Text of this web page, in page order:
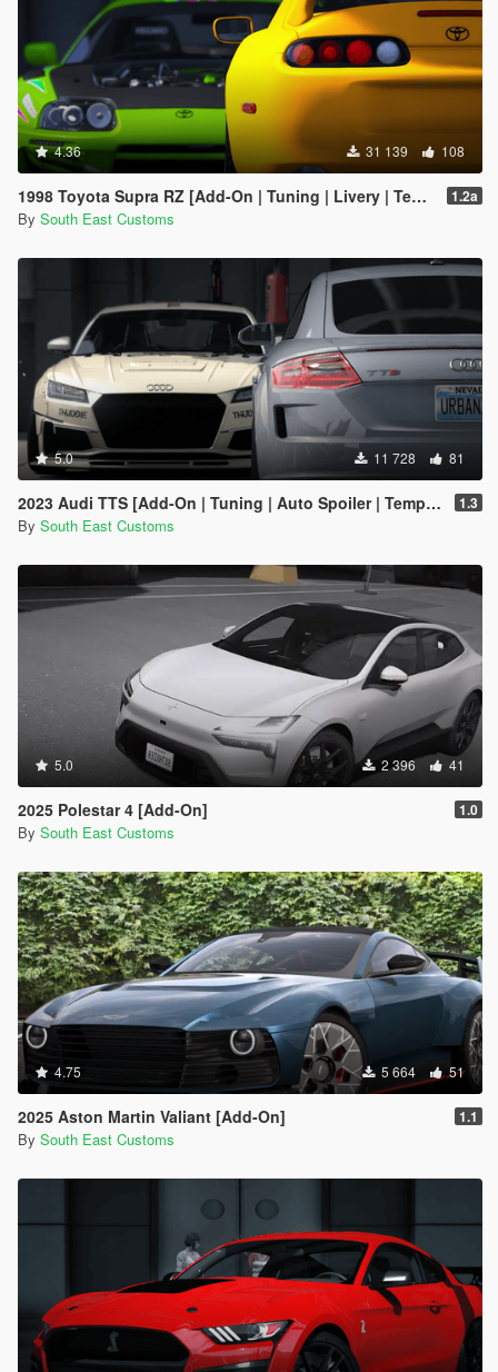
4.36 31 139 108
1998 Toyota Supra RZ [Add-On | Tuning | Livery | Template | RHD] 1.2a
By South East Customs
5.0 11 728 81
2023 Audi TTS [Add-On | Tuning | Auto Spoiler | Template | Livery] 1.3
By South East Customs
5.0 2 396 41
2025 Polestar 4 [Add-On] 1.0
By South East Customs
4.75 5 664 51
2025 Aston Martin Valiant [Add-On] 1.1
By South East Customs